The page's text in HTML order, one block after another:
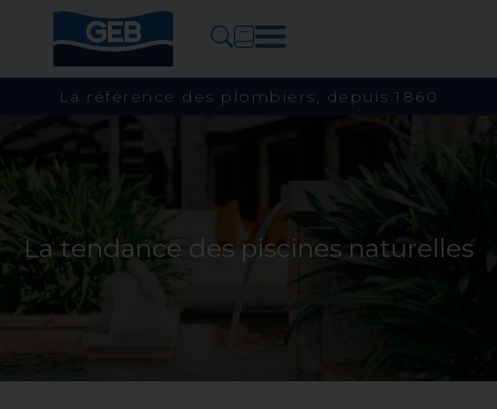
La référence des plombiers, depuis 1860
La tendance des piscines naturelles